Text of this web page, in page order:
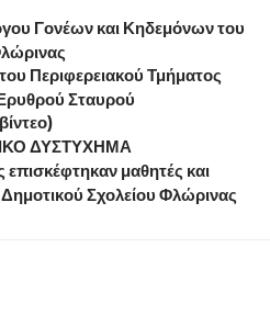
Γονέων και Κηδεμόνων του
Περιφερειακού Τμήματος
Σταυρού
ΔΥΣΤΥΧΗΜΑ
μαθητές και
Δημοτικού Σχολείου Φλώρινας